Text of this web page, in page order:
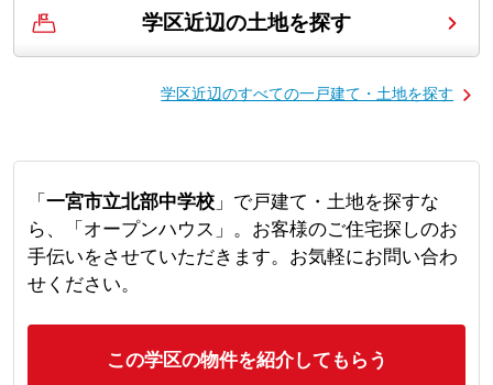
学区近辺の土地を探す
学区近辺のすべての一戸建て・土地を探す
「 一宮市立北部中学校」で戸建て・土地を探すな
ら、「オープンハウス」。お客様のご住宅探しのお
手伝いをさせていただきます。お気軽にお問い合わ
せください。
この学区の物件を紹介してもらう